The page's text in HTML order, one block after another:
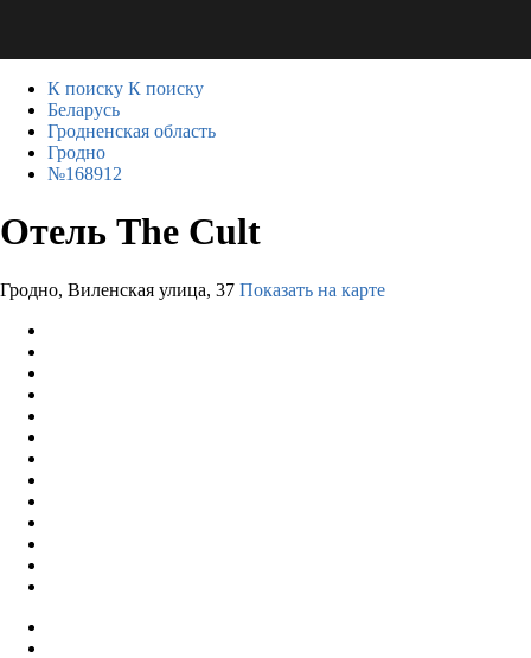
К поиску К поиску
Беларусь
Гродненская область
Гродно
№168912
Отель The Cult
Гродно, Виленская улица, 37 Показать на карте